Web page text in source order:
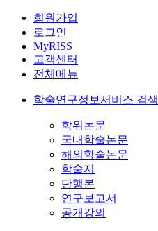
회원가입
로그인
MyRISS
고객센터
전체메뉴
학술연구정보서비스 검색
학위논문
국내학술논문
해외학술논문
학술지
단행본
연구보고서
공개강의